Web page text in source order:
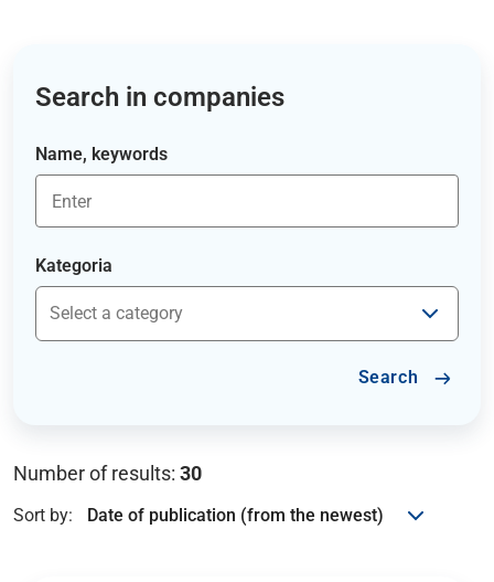
Search in companies
Name, keywords
Kategoria
Search
Number of results: 30
Sort by: